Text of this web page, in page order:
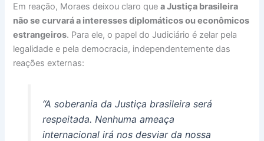
Em reação, Moraes deixou claro quea Justiça brasileira
não se curvará a interesses diplomáticos ou econômicos
estrangeiros. Para ele, o papel do Judiciário é zelar pela
legalidade e pela democracia, independentemente das
reações externas:
“A soberania da Justiça brasileira será
respeitada. Nenhuma ameaça
internacional irá nos desviar da nossa